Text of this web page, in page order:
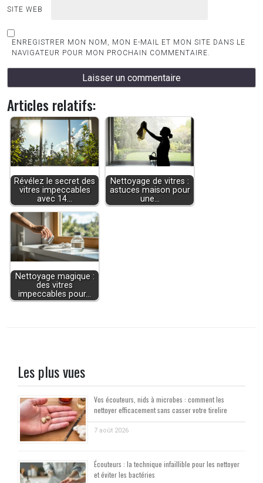
SITE WEB
ENREGISTRER MON NOM, MON E-MAIL ET MON SITE DANS LE
NAVIGATEUR POUR MON PROCHAIN COMMENTAIRE.
Articles relatifs:
Révélez le secret des
vitres impeccables
avec 14…
Nettoyage de vitres :
astuces maison pour
une…
Nettoyage magique :
des vitres
impeccables pour…
Les plus vues
Vos écouteurs, nids à microbes : comment les
nettoyer efficacement sans casser votre tirelire
7 août 2026
Écouteurs : la technique infaillible pour les nettoyer
et éviter les bactéries